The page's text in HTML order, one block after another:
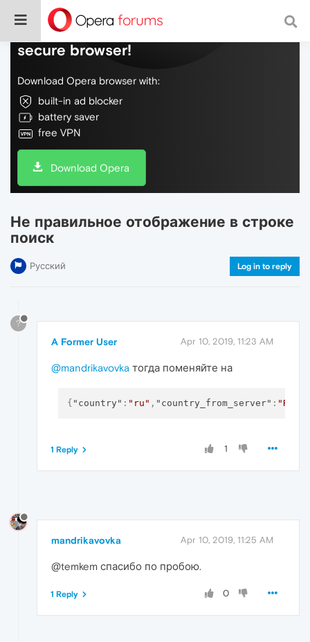
Do more on the web, with a fast and
secure browser!
Download Opera browser with:
built-in ad blocker
battery saver
free VPN
Download Opera
Не правильное отображение в строке
поиск
Русский Log in to reply
?
A Former User Apr 10, 2019, 11:23 AM
@mandrikavovka тогда поменяйте на
{ "country" : "ru" , "country_from_server" : "RU"
1
1 Reply
mandrikavovka Apr 10, 2019, 11:25 AM
@temkem спасибо по пробою.
0
1 Reply